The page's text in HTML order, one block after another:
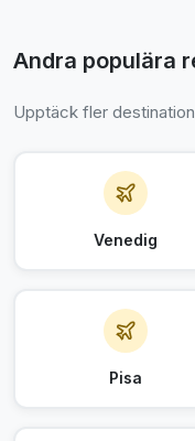
Andra populära
Upptäck fler
Venedig
Pisa